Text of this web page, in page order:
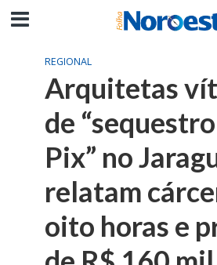
REGIONAL
Arquitetas
de
Pix” no
relatam
oito horas e